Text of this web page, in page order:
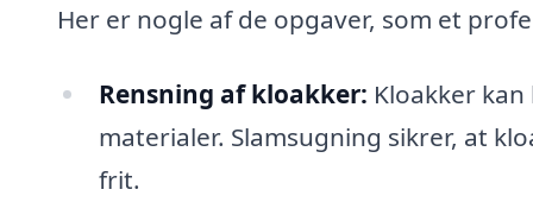
Her er nogle af de opgaver, som et
Rensning af kloakker: Kloakker
materialer. Slamsugning sikrer, at
frit.